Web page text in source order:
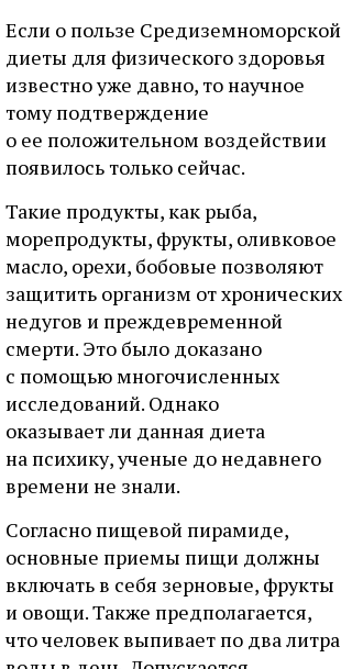
Если о пользе Средиземноморской
диеты для физического здоровья
известно уже давно, то научное
тому подтверждение
о ее положительном воздействии
появилось только сейчас.
Такие продукты, как рыба,
морепродукты, фрукты, оливковое
масло, орехи, бобовые позволяют
защитить организм от хронических
недугов и преждевременной
смерти. Это было доказано
с помощью многочисленных
исследований. Однако
оказывает ли данная диета
на психику, ученые до недавнего
времени не знали.
Согласно пищевой пирамиде,
основные приемы пищи должны
включать в себя зерновые, фрукты
и овощи. Также предполагается,
что человек выпивает по два литра